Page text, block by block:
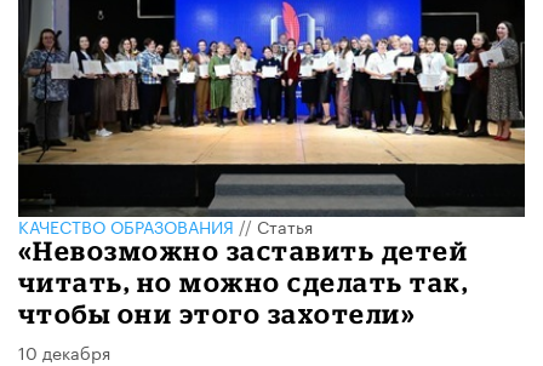
КАЧЕСТВО ОБРАЗОВАНИЯ//Статья
«Невозможно заставить детей
читать, но можно сделать так,
чтобы они этого захотели»
10 декабря